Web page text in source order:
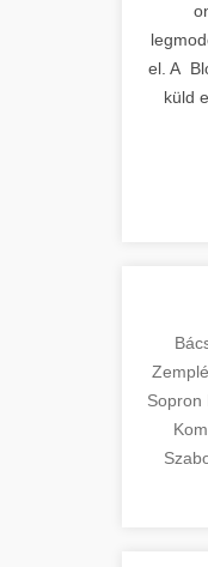
el. A
küld
Sopron